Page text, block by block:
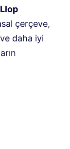
çerçeve,
daha iyi